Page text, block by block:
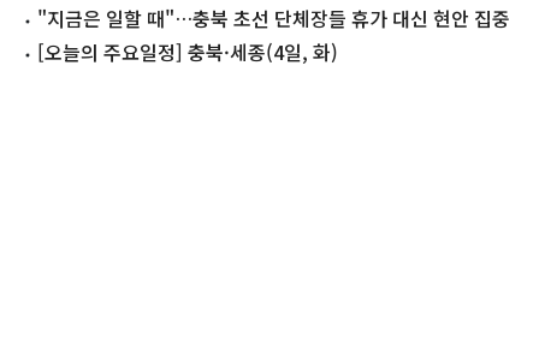
"지금은 일할 때"…충북 초선 단체장들 휴가 대신 현안 집중
[오늘의 주요일정] 충북·세종(4일, 화)